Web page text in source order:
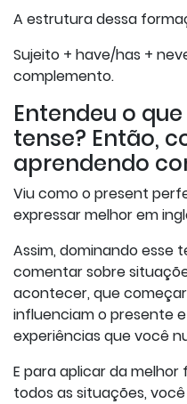
A estrutura dessa
Sujeito + have/has +
complemento.
Entendeu o
tense? Então,
aprendendo
Viu como o present
expressar melhor em
Assim, dominando esse
comentar sobre
acontecer, que
influenciam o presente
experiências que você
E para aplicar da
todos as situações,